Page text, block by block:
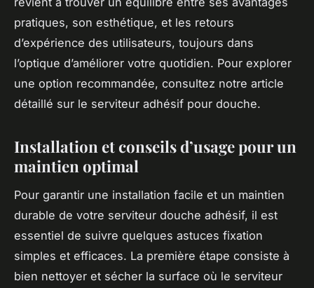
pratiques, son esthétique, et les retours
d’expérience des utilisateurs, toujours dans
l’optique d’améliorer votre quotidien. Pour explorer
une option recommandée, consultez notre article
détaillé sur le serviteur adhésif pour douche.
Installation et conseils d’usage pour un
maintien optimal
Pour garantir une installation facile et un maintien
durable de votre serviteur douche adhésif, il est
essentiel de suivre quelques astuces fixation
simples et efficaces. La première étape consiste à
bien nettoyer et sécher la surface où le serviteur